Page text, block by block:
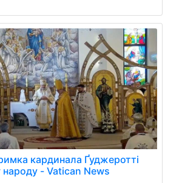
кардинала Ґуджеротті
народу - Vatican News